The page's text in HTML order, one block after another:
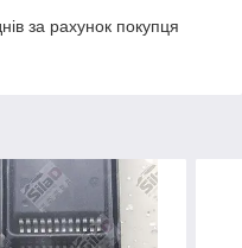
за рахунок покупця